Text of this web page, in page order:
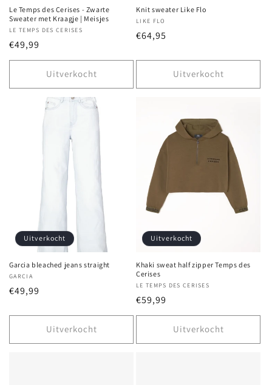
Le Temps des Cerises - Zwarte
Sweater met Kraagje | Meisjes
Verkoper:
LE TEMPS DES CERISES
Normale
prijs
€49,99
Uitverkocht
Knit sweater Like Flo
Verkoper:
LIKE FLO
Normale
€64,95
Uitverkocht
Uitverkocht
Garcia bleached jeans straight
Verkoper:
GARCIA
Normale
€49,99
Uitverkocht
Uitverkocht
Khaki sweat half zipper Temps des
Cerises
Verkoper:
LE TEMPS DES CERISES
Normale
prijs
€59,99
Uitverkocht